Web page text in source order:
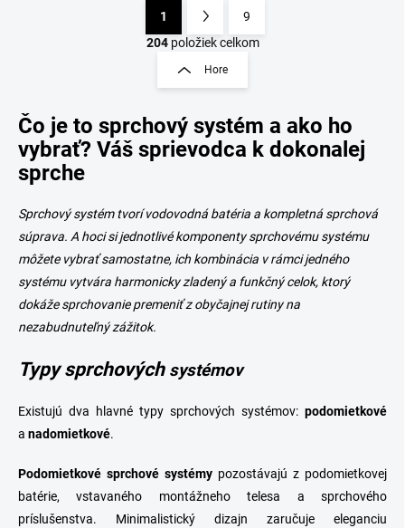
O
v
á
d
c
i
e
v
k
y
v
ý
p
i
S
t
r
á
k
o
n
i
e
1
9
204položiek celkom
Hore
Čo je to sprchový systém a ako ho
vybrať? Váš sprievodca k dokonalej
sprche
Sprchový systém tvorí vodovodná batéria a kompletná sprchová
súprava. A hoci si jednotlivé komponenty sprchovému systému
môžete vybrať samostatne, ich kombinácia v rámci jedného
systému vytvára harmonicky zladený a funkčný celok, ktorý
dokáže sprchovanie premeniť z obyčajnej rutiny na
nezabudnuteľný zážitok.
Typy sprchových systémov
Existujú dva hlavné typy sprchových systémov: podomietkové
a nadomietkové.
Podomietkové sprchové systémy pozostávajú z podomietkovej
batérie, vstavaného montážneho telesa a sprchového
príslušenstva. Minimalistický dizajn zaručuje eleganciu